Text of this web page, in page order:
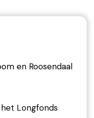
en Roosendaal
Longfonds